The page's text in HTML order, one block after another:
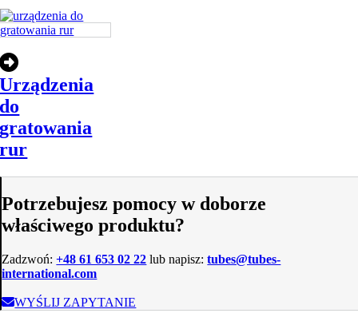
Urządzenia
do
gratowania
rur
Potrzebujesz pomocy w doborze
właściwego produktu?
Zadzwoń:+48 61 653 02 22 lub napisz:tubes@tubes-
international.com
WYŚLIJ ZAPYTANIE